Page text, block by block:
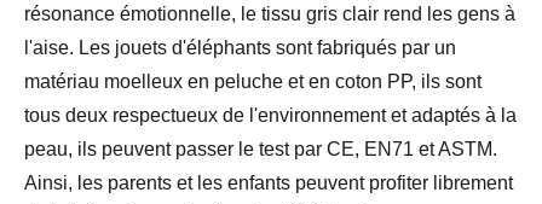
résonance émotionnelle, le tissu gris clair rend les gens à
l'aise. Les jouets d'éléphants sont fabriqués par un
matériau moelleux en peluche et en coton PP, ils sont
tous deux respectueux de l'environnement et adaptés à la
peau, ils peuvent passer le test par CE, EN71 et ASTM.
Ainsi, les parents et les enfants peuvent profiter librement